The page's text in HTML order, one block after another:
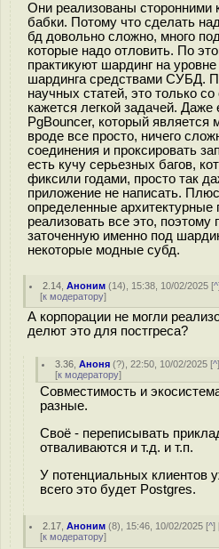
Они реализованы сторонними
бабки. Потому что сделать
бд довольно сложно, много
которые надо отловить. По
практикуют шардинг на
шардинга средствами СУБД.
научных статей, это только
кажется легкой задачей. Даже
PgBouncer, который является
вроде все просто, ничего
соединения и проксировать
есть кучу серьезных багов,
фиксили годами, просто так
приложение не написать.
определенные
реализовать все это,
заточенную именно под
некоторые модные субд.
2.14 ,Аноним (14), 15:38, 10/02/2025 [^
[к модератору]
А корпорации не могли
делют это для постгреса?
3.36 ,Аноня (?), 22:50, 10/02/2025 [^
[к модератору]
Совместимость и
разные.
Своё - переписывать
отваливаются и т.д. и т.п.
У потенциальных клиентов
всего это будет Postgres.
2.17 ,Аноним (8), 15:46, 10/02/2025 [^]
[к модератору]